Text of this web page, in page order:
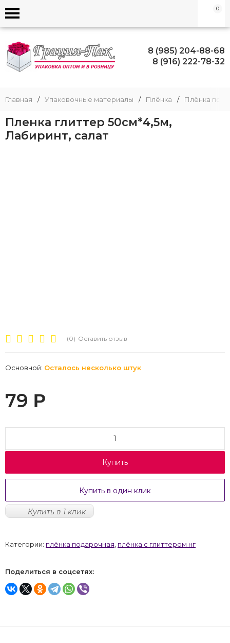
0
8 (985) 204-88-68
8 (916) 222-78-32
Главная / Упаковочные материалы / Плёнка / Плёнка
Пленка глиттер 50см*4,5м,
Лабиринт, салат
(0) Оставить отзыв
Основной: Осталось несколько штук
79 Р
Купить
Купить в один клик
Купить в 1 клик
Категории: плёнка подарочная плёнка с глиттером нг
Поделиться в соцсетях: